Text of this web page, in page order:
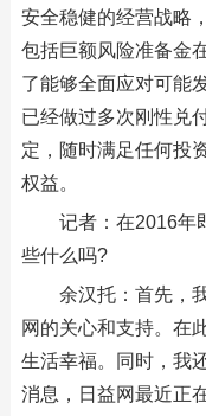
安全稳健的经营战略
包括巨额风险准备金
了能够全面应对可能
已经做过多次刚性兑
定，随时满足任何投
权益。
记者：在2016年
些什么吗?
余汉托：首先，
网的关心和支持。在
生活幸福。同时，我
消息，日益网最近正